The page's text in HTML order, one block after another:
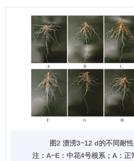
图2 渍涝3~12 d的不同耐
注： A~E：中花4号根系；A：